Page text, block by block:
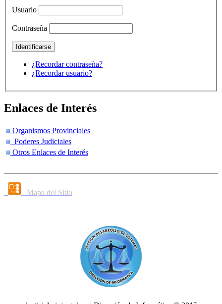
Usuario
Contraseña
¿Recordar contraseña?
¿Recordar usuario?
Enlaces de Interés
Organismos Provinciales
Poderes Judiciales
Otros Enlaces de Interés
Mapa del Sitio